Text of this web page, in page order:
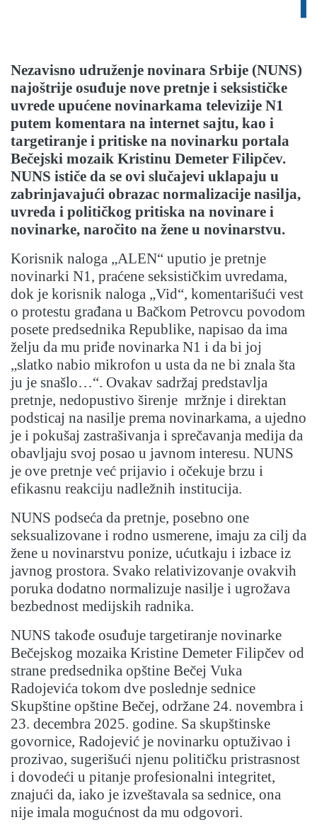
Nezavisno udruženje novinara Srbije (NUNS)
najoštrije osuđuje nove pretnje i seksističke
uvrede upućene novinarkama televizije N1
putem komentara na internet sajtu, kao i
targetiranje i pritiske na novinarku portala
Bečejski mozaik Kristinu Demeter Filipčev.
NUNS ističe da se ovi slučajevi uklapaju u
zabrinjavajući obrazac normalizacije nasilja,
uvreda i političkog pritiska na novinare i
novinarke, naročito na žene u novinarstvu.
Korisnik naloga „ALEN“ uputio je pretnje
novinarki N1, praćene seksističkim uvredama,
dok je korisnik naloga „Vid“, komentarišući vest
o protestu građana u Bačkom Petrovcu povodom
posete predsednika Republike, napisao da ima
želju da mu priđe novinarka N1 i da bi joj
„slatko nabio mikrofon u usta da ne bi znala šta
ju je snašlo…“. Ovakav sadržaj predstavlja
pretnje, nedopustivo širenje mržnje i direktan
podsticaj na nasilje prema novinarkama, a ujedno
je i pokušaj zastrašivanja i sprečavanja medija da
obavljaju svoj posao u javnom interesu. NUNS
je ove pretnje već prijavio i očekuje brzu i
efikasnu reakciju nadležnih institucija.
NUNS podseća da pretnje, posebno one
seksualizovane i rodno usmerene, imaju za cilj da
žene u novinarstvu ponize, ućutkaju i izbace iz
javnog prostora. Svako relativizovanje ovakvih
poruka dodatno normalizuje nasilje i ugrožava
bezbednost medijskih radnika.
NUNS takođe osuđuje targetiranje novinarke
Bečejskog mozaika Kristine Demeter Filipčev od
strane predsednika opštine Bečej Vuka
Radojevića tokom dve poslednje sednice
Skupštine opštine Bečej, održane 24. novembra i
23. decembra 2025. godine. Sa skupštinske
govornice, Radojević je novinarku optuživao i
prozivao, sugerišući njenu političku pristrasnost
i dovodeći u pitanje profesionalni integritet,
znajući da, iako je izveštavala sa sednice, ona
nije imala mogućnost da mu odgovori.